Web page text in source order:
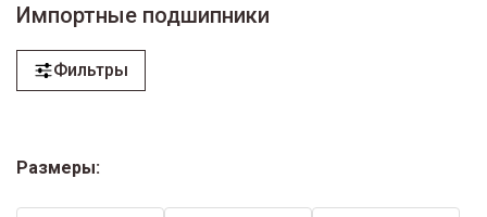
Импортные подшипники
Фильтры
Размеры: